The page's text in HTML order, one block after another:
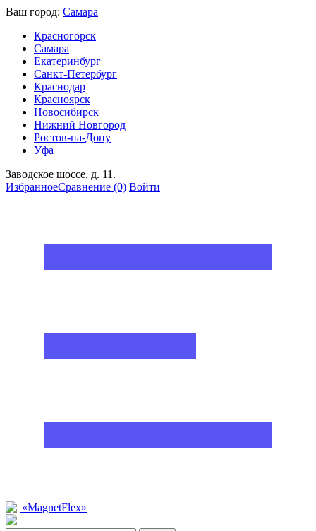
Ваш город: Самара
Красногорск
Самара
Екатеринбург
Санкт-Петербург
Краснодар
Красноярск
Новосибирск
Нижний Новгород
Ростов-на-Дону
Уфа
Заводское шоссе, д. 11.
ИзбранноеСравнение (0) Войти